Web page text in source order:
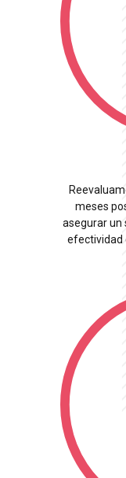
meses
asegurar un
efectividad